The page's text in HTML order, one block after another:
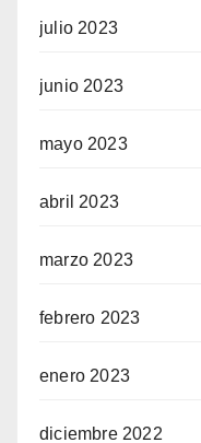
julio 2023
junio 2023
mayo 2023
abril 2023
marzo 2023
febrero 2023
enero 2023
diciembre 2022